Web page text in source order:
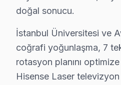
• Avcılar'de panel
• Avcılar'de güç kartı
• Avcılar'de LED backlight
Avcılar'de fiyatlar model,
doğal sonucu.
İstanbul Üniversitesi ve
coğrafi yoğunlaşma, 7
rotasyon planını
Hisense Laser